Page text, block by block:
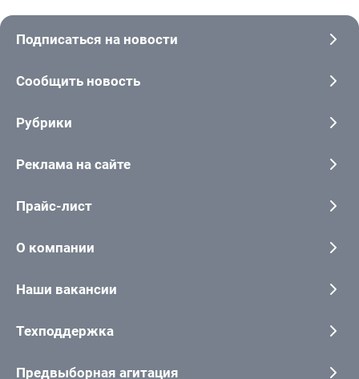
Подписаться на новости
Сообщить новость
Рубрики
Реклама на сайте
Прайс-лист
О компании
Наши вакансии
Техподдержка
Предвыборная агитация